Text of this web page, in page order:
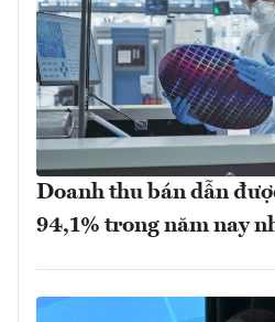
Doanh thu bán dẫn
94,1% trong năm nay